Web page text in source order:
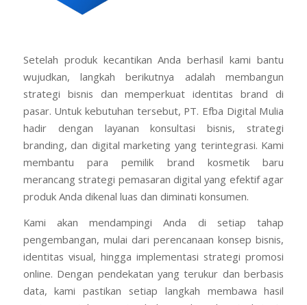
Setelah produk kecantikan Anda berhasil kami bantu
wujudkan, langkah berikutnya adalah membangun
strategi bisnis dan memperkuat identitas brand di
pasar. Untuk kebutuhan tersebut, PT. Efba Digital Mulia
hadir dengan layanan konsultasi bisnis, strategi
branding, dan digital marketing yang terintegrasi. Kami
membantu para pemilik brand kosmetik baru
merancang strategi pemasaran digital yang efektif agar
produk Anda dikenal luas dan diminati konsumen.
Kami akan mendampingi Anda di setiap tahap
pengembangan, mulai dari perencanaan konsep bisnis,
identitas visual, hingga implementasi strategi promosi
online. Dengan pendekatan yang terukur dan berbasis
data, kami pastikan setiap langkah membawa hasil